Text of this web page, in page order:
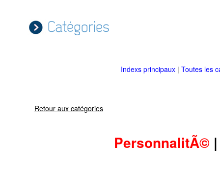
Catégories
Indexs principaux | Toutes les
Retour aux catégories
PersonnalitÃ©